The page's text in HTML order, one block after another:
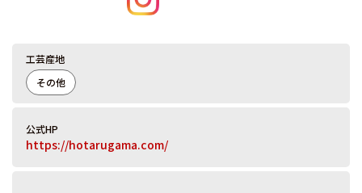
工芸産地
その他
公式HP
https://hotarugama.com/